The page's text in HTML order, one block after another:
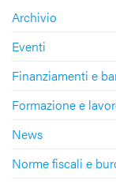
Archivio
Eventi
Finanziamenti e
Formazione e
News
Norme fiscali e